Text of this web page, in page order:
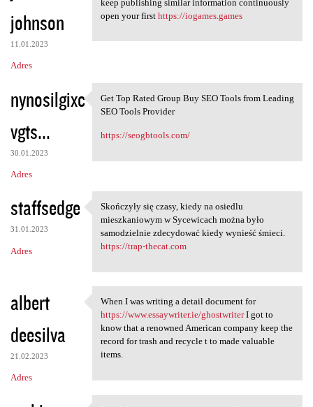
johnson
11.01.2023
Adres
keep publishing similar information continuously
open your first https://iogames.games
nynosilgixc
vgts...
30.01.2023
Adres
Get Top Rated Group Buy SEO
Get Top Rated Group Buy SEO Tools from Leading
SEO Tools Provider
https://seogbtools.com/
staffsedge
31.01.2023
Adres
Skończyły się czasy, kiedy na
Skończyły się czasy, kiedy na osiedlu
mieszkaniowym w Sycewicach można było
samodzielnie zdecydować kiedy wynieść śmieci.
https://trap-thecat.com
albert
deesilva
21.02.2023
Adres
When I was writing a detail
When I was writing a detail document for
https://www.essaywriter.ie/ghostwriterI got to
know that a renowned American company keep the
record for trash and recycle t to made valuable
items.